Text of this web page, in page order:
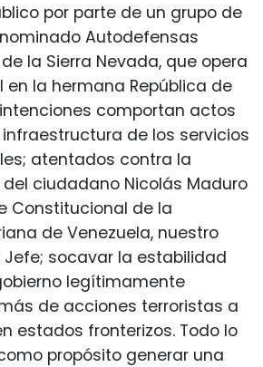
por parte de un grupo de
Autodefensas
la Sierra Nevada, que opera
la hermana República de
comportan actos
de los servicios
atentados contra la
ciudadano Nicolás Maduro
Constitucional de la
de Venezuela, nuestro
socavar la estabilidad
legítimamente
de acciones terroristas a
estados fronterizos. Todo lo
propósito generar una